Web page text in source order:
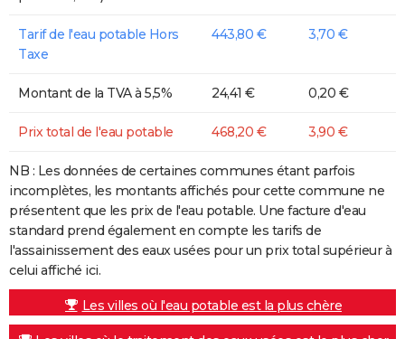
Tarif de l'eau potable Hors
Taxe
443,80 € 3,70 €
Montant de la TVA à 5,5% 24,41 € 0,20 €
Prix total de l'eau potable 468,20 € 3,90 €
NB : Les données de certaines communes étant parfois
incomplètes, les montants affichés pour cette commune ne
présentent que les prix de l'eau potable. Une facture d'eau
standard prend également en compte les tarifs de
l'assainissement des eaux usées pour un prix total supérieur à
celui affiché ici.
Les villes où l'eau potable est la plus chère